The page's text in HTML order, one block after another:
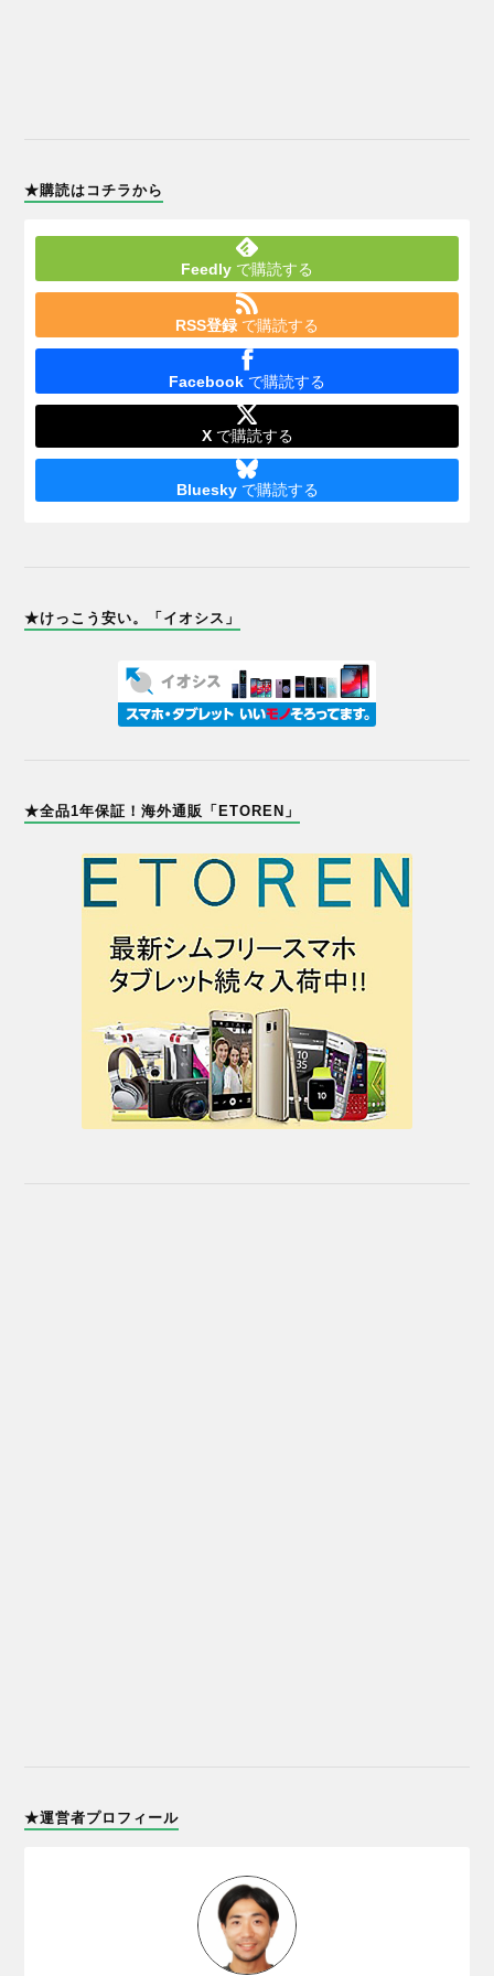
★購読はコチラから
Feedly で購読する
RSS登録 で購読する
Facebook で購読する
Xで購読する
Blueskyで購読する
★けっこう安い。「イオシス」
★全品1年保証！海外通販「ETOREN」
★運営者プロフィール